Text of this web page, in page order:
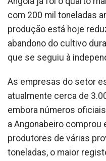
com 200 mil toneladas
produção está hoje
abandono do cultivo
que se seguiu à
As empresas do setor
atualmente cerca de
embora números
a Angonabeiro comprou
produtores de várias
toneladas, o maior